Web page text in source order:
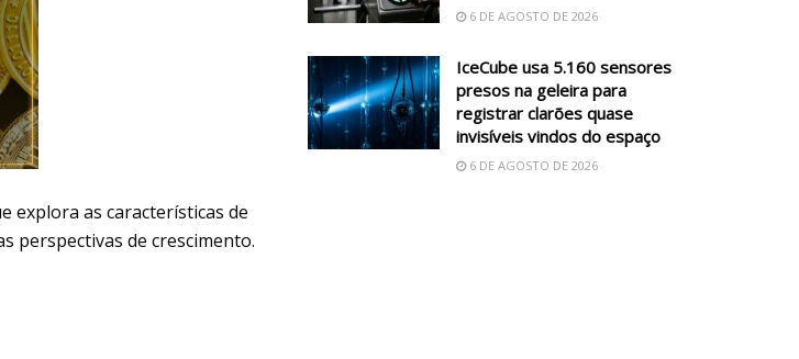
explora as características de
perspectivas de crescimento.
6 DE AGOSTO DE 2026
IceCube usa 5.160 sensores
presos na geleira para
registrar clarões quase
invisíveis vindos do espaço
6 DE AGOSTO DE 2026